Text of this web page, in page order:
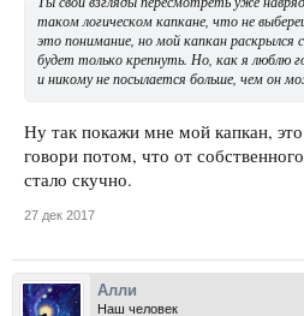
таком логическом капкане, что не
это понимание, но мой капкан раскрылся
будет только крепнуть. Но, как я люблю
и никому не посылается больше, чем он
Ну так покажи мне мой капкан,
говори потом, что от
стало скучно.
27 дек 2017
Алли
Наш человек